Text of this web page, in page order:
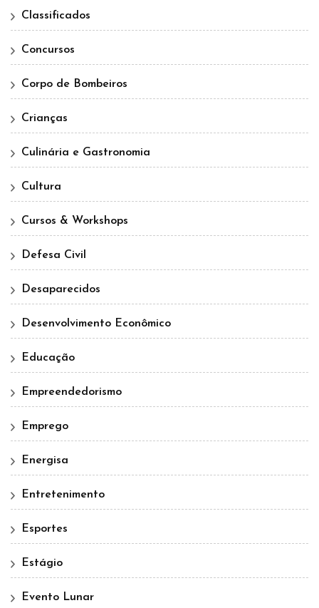
Classificados
Concursos
Corpo de Bombeiros
Crianças
Culinária e Gastronomia
Cultura
Cursos & Workshops
Defesa Civil
Desaparecidos
Desenvolvimento Econômico
Educação
Empreendedorismo
Emprego
Energisa
Entretenimento
Esportes
Estágio
Evento Lunar